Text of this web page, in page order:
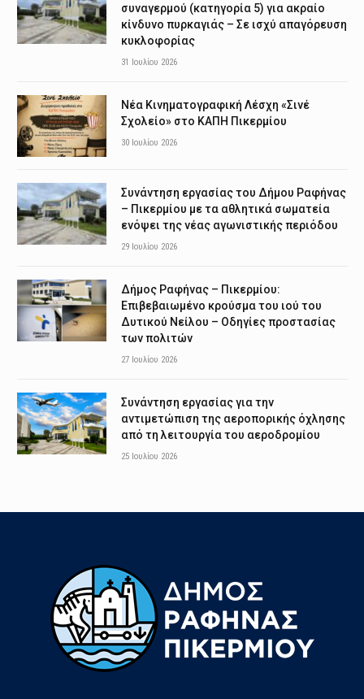
συναγερμού (κατηγορία 5) για ακραίο
κίνδυνο πυρκαγιάς – Σε ισχύ απαγόρευση
κυκλοφορίας
31 Ιουλίου 2026
Νέα Κινηματογραφική Λέσχη «Σινέ
Σχολείο» στο ΚΑΠΗ Πικερμίου
30 Ιουλίου 2026
Συνάντηση εργασίας του Δήμου Ραφήνας
– Πικερμίου με τα αθλητικά σωματεία
ενόψει της νέας αγωνιστικής περιόδου
29 Ιουλίου 2026
Δήμος Ραφήνας – Πικερμίου:
Επιβεβαιωμένο κρούσμα του ιού του
Δυτικού Νείλου – Οδηγίες προστασίας
των πολιτών
27 Ιουλίου 2026
Συνάντηση εργασίας για την
αντιμετώπιση της αεροπορικής όχλησης
από τη λειτουργία του αεροδρομίου
25 Ιουλίου 2026